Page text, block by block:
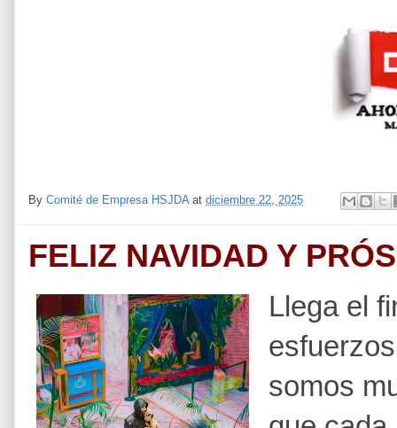
By Comité de Empresa HSJDA at diciembre 22, 2025
FELIZ NAVIDAD Y
Llega el
somos